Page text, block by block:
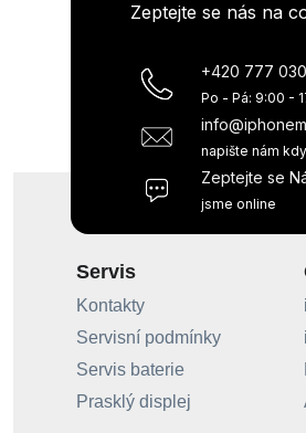
Zeptejte se nás na
+420 777
Po - Pá: 9:00 -
napište nám
Zeptejte se
jsme online
Servis
Kontakty
Servisní podmínky
Servis baterie
Prasklý displej